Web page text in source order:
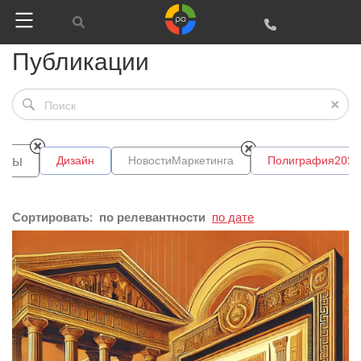
Публикации
Дизайн НовостиМаркетинга Полиграфия2025
Сортировать: по релевантности по дате
Google
Яндекс
Вконтакте